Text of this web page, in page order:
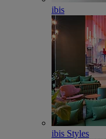
ibis
ibis Styles